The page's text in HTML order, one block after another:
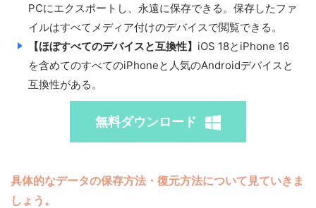
PCにエクスポートし、永遠に保存できる。保存したファ
イルはすべてメディア付けのデバイスで閲覧できる。
【ほぼすべてのデバイスと互換性】 iOS 18とiPhone 16
を含めてのすべてのiPhoneと人気のAndroidデバイスと
互換性がある。
無料ダウンロード
具体的なデータの保存方法・復元方法について見ていきま
しょう。